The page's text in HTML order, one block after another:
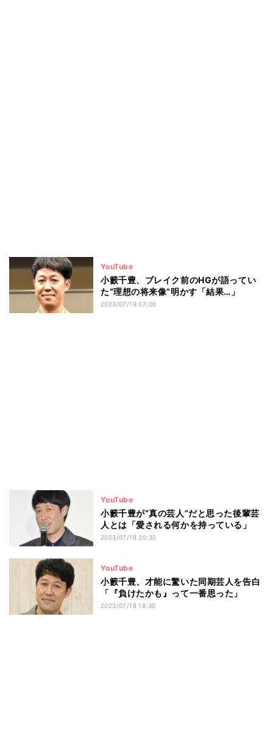
YouTube
小籔千豊、ブレイク前のHGが語ってい
た“理想の将来像”明かす「結果…」
2023/07/19 07:00
YouTube
小籔千豊が“真の芸人”だと思った後輩芸
人とは「愛される何かを持っている」
2023/07/18 20:30
YouTube
小籔千豊、才能に驚いた同期芸人を告白
「『負けたかも』って一番思った」
2023/07/18 18:30